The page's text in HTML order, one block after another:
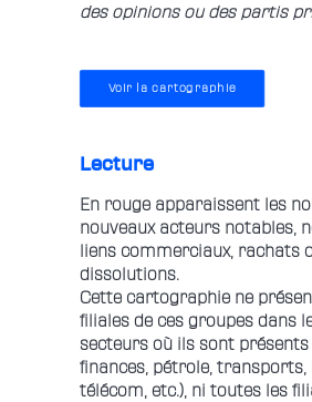
des opinions ou des partis
Voir la cartographie
Lecture
En rouge apparaissent les
nouveaux acteurs notables,
liens commerciaux, rachats
dissolutions.
Cette cartographie ne
filiales de ces groupes dans
secteurs où ils sont présents
finances, pétrole, transports,
télécom, etc.), ni toutes les